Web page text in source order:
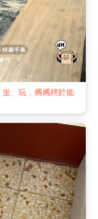
、玩，媽媽終於能